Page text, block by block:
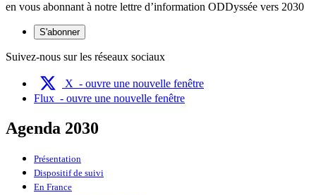
en vous abonnant à notre lettre d’information ODDyssée vers 2030
S'abonner
Suivez-nous sur les réseaux sociaux
X - ouvre une nouvelle fenêtre
Flux - ouvre une nouvelle fenêtre
Agenda 2030
Présentation
Dispositif de suivi
En France